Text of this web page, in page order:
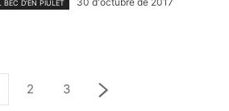
BEC D'EN PIULET
2 3